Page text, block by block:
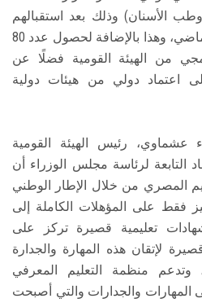
الأسنان) وذلك بعد استقبالهم
زيارتي الاعتماد في فبراير الماضي، وهذا بالإضافة لحصول عدد 80
من الهيئة القومية فضلًا عن
على اعتماد دولي من هيئات دولية
عشماوي، رئيس الهيئة القومية
التابعة لرئاسة مجلس الوزراء أن
المصري من خلال الإطار الوطني
فقط على المؤهلات الكاملة إلى
تعليمية قصيرة تركز على
لإتقان هذه المهارة والجدارة
وتدعم منظمة التعليم المعرفي
المهارات والجدارات والتي أصبحت